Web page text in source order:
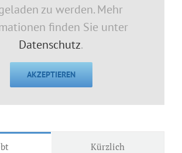
zu werden. Mehr
finden Sie unter
Datenschutz.
AKZEPTIEREN
Kürzlich